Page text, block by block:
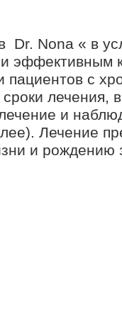
Dr. Nona « в
эффективным
пациентов с
лечения,
и
Лечение
и рождению